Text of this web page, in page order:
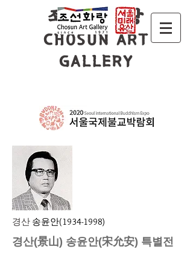
조 선 화 랑
CHOSUN ART
GALLERY
경산 송윤안(1934-1998)
경산(景山) 송윤안(宋允安) 특별전